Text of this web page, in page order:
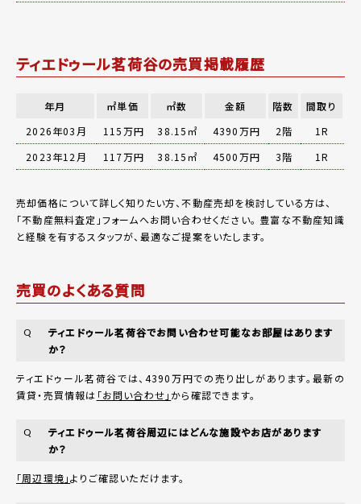
ティエドゥール茗荷谷の売買掲載履歴
年月 ㎡単価 ㎡数 金額 階数
間取り
2026年03月
115万円 38.15㎡ 4390万円 2階
1R
2023年12月
117万円 38.15㎡ 4500万円 3階 1R
売却価格について詳しく知りたい方、不動産売却を検討している方は、
「不動産無料査定 」フォームへお問い合わせください。 豊富な不動産知識
と経験を有するスタッフが、最適なご提案をいたします。
売買のよくある質問
Q
ティエドゥール茗荷谷でお問い合わせ可能なお部屋はあります
か？
ティエドゥール茗荷谷では、4390万円での売り出しがあります。最新の
賃貸・売買情報は 「お問い合わせ」 から確認できます。
Q
ティエドゥール茗荷谷周辺にはどんな施設やお店があります
か？
「周辺環境」よりご確認いただけます。